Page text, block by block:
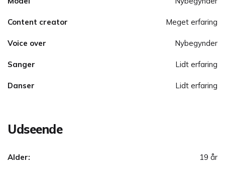
Content creator Meget erfaring
Voice over Nybegynder
Sanger Lidt erfaring
Danser Lidt erfaring
Udseende
Alder: 19 år